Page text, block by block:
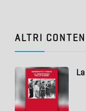
ALTRI